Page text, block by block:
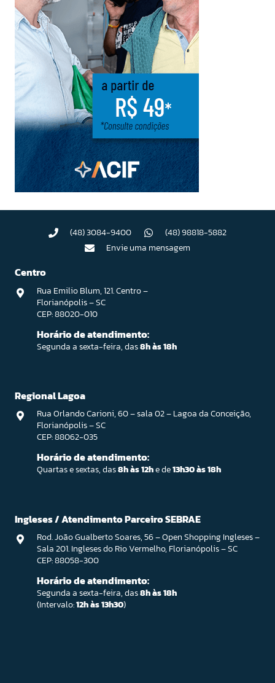
(48) 3084-9400
(48) 98818-5882
Envie uma mensagem
Centro
Rua Emilio Blum, 121. Centro –
Florianópolis – SC
CEP: 88020-010
Horário de atendimento:
Segunda a sexta-feira, das8h às 18h
Regional Lagoa
Rua Orlando Carioni, 60 – sala 02 – Lagoa da Conceição,
Florianópolis – SC
CEP: 88062-035
Horário de atendimento:
Quartas e sextas, das8h às 12he de13h30 às 18h
Ingleses / Atendimento Parceiro SEBRAE
Rod. João Gualberto Soares, 56 – Open Shopping Ingleses –
Sala 201. Ingleses do Rio Vermelho, Florianópolis – SC
CEP: 88058-300
Horário de atendimento:
Segunda a sexta-feira, das8h às 18h
(Intervalo:12h às 13h30)